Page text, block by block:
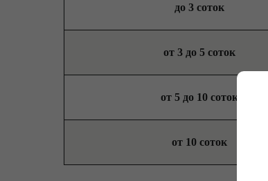
до 3 соток
от 3 до 5 соток
от 5 до 10 соток
от 10 соток